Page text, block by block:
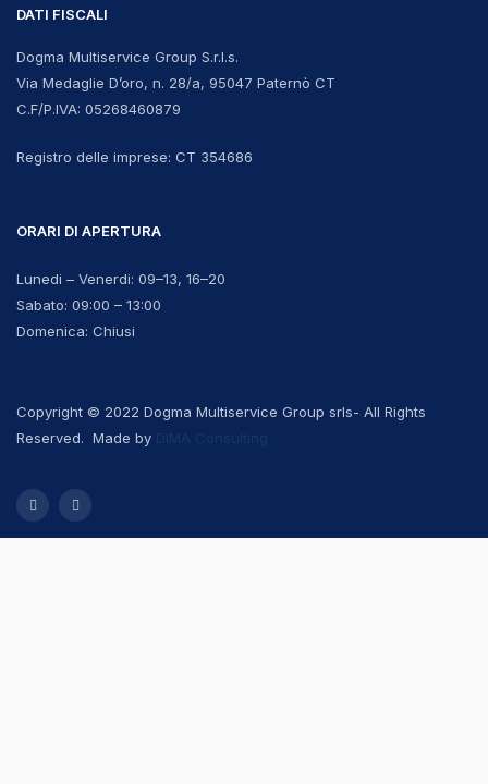
DATI FISCALI
Dogma Multiservice Group S.r.l.s.
Via Medaglie D’oro, n. 28/a, 95047 Paternò CT
C.F/P.IVA: 05268460879
Registro delle imprese: CT 354686
ORARI DI APERTURA
Lunedi – Venerdi: 09–13, 16–20
Sabato: 09:00 – 13:00
Domenica: Chiusi
Copyright © 2022 Dogma Multiservice Group srls- All Rights
Reserved. Made by